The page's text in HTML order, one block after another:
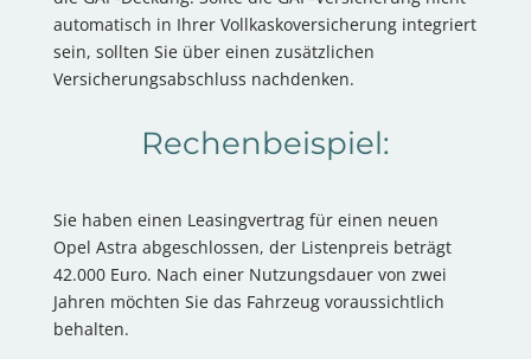
automatisch in Ihrer Vollkaskoversicherung integriert
sein, sollten Sie über einen zusätzlichen
Versicherungsabschluss nachdenken.
Rechenbeispiel:
Sie haben einen Leasingvertrag für einen neuen
Opel Astra abgeschlossen, der Listenpreis beträgt
42.000 Euro. Nach einer Nutzungsdauer von zwei
Jahren möchten Sie das Fahrzeug voraussichtlich
behalten.